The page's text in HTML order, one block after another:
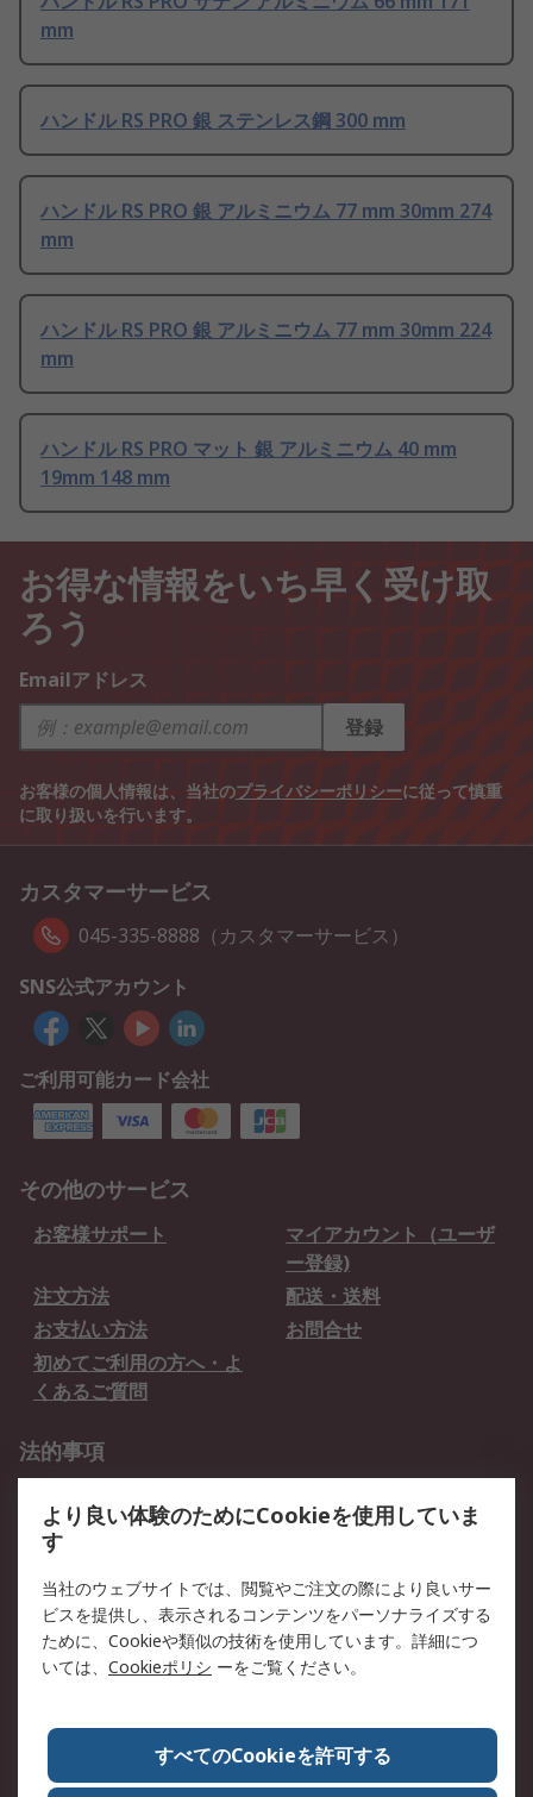
mm
ハンドル RS PRO 銀 ステンレス鋼 300 mm
ハンドル RS PRO 銀 アルミニウム 77 mm 30mm 274
mm
ハンドル RS PRO 銀 アルミニウム 77 mm 30mm 224
mm
ハンドル RS PRO マット 銀 アルミニウム 40 mm
19mm 148 mm
お得な情報をいち早く受け取
ろう
Emailアドレス
登録
お客様の個人情報は、当社のプライバシーポリシーに従って慎重
に取り扱いを行います。
カスタマーサービス
045-335-8888（カスタマーサービス）
SNS公式アカウント
ご利用可能カード会社
その他のサービス
お客様サポート
マイアカウント（ユーザ
ー登録)
注文方法
配送・送料
お支払い方法
お問合せ
初めてご利用の方へ・よ
くあるご質問
法的事項
クッキーポリシー
RSについて
会社概要
採用情報
プレスリリース＆お知ら
コーポレートサイト
全世界のRS
RSの歴史
ESGへの取り組み（英語）
認証について
より良い体験のためにCookieを使用していま
す
当社のウェブサイトでは、閲覧やご注文の際により良いサー
ビスを提供し、表示されるコンテンツをパーソナライズする
ために、Cookieや類似の技術を使用しています。詳細につ
いては、 Cookieポリシ ーをご覧ください。
すべてのCookieを許可する